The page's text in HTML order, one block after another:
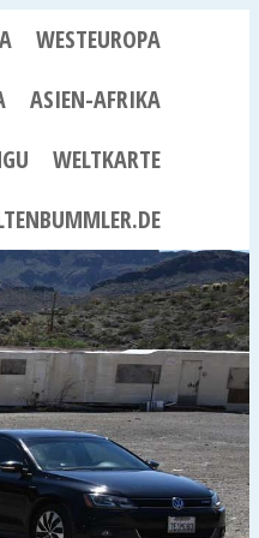
WESTEUROPA
ASIEN-AFRIKA
WELTKARTE